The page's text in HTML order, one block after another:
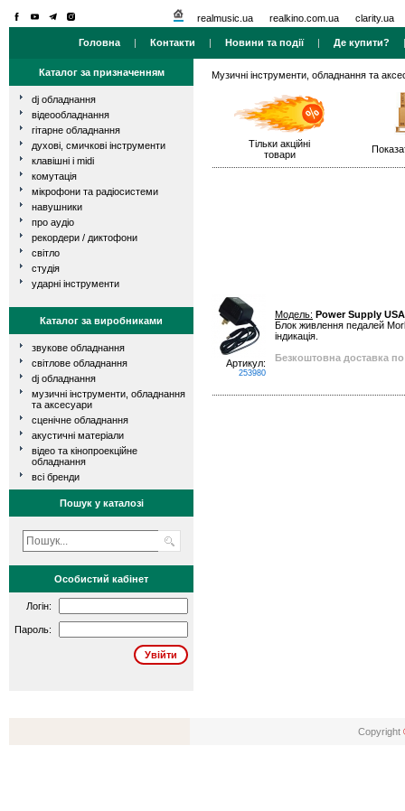
realmusic.ua realkino.com.ua clarity.ua
Головна | Контакти | Новини та події| Де купити?
Каталог за призначенням
dj обладнання
відеообладнання
гітарне обладнання
духові, смичкові інструменти
клавішні і midi
комутація
мікрофони та радіосистеми
навушники
про аудіо
рекордери / диктофони
світло
студія
ударні інструменти
Каталог за виробниками
звукове обладнання
світлове обладнання
dj обладнання
музичні інструменти, обладнання
та аксесуари
сценічне обладнання
акустичні матеріали
відео та кінопроекційне
обладнання
всі бренди
Пошук у каталозі
Особистий кабінет
Логін:
Пароль:
Музичні інструменти, обладнання та
Тільки акційні
товари
Артикул:
253980
Модель: Power Supply USA
Блок живлення педалей
індикація.
Безкоштовна доставка по
Copyright